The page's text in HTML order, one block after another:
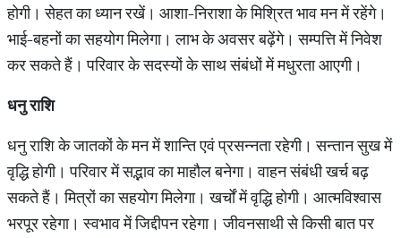
होगी। सेहत का ध्यान रखें। आशा-निराशा के मिश्रित भाव मन में रहेंगे।
भाई-बहनों का सहयोग मिलेगा। लाभ के अवसर बढ़ेंगे। सम्पत्ति में निवेश
कर सकते हैं। परिवार के सदस्यों के साथ संबंधों में मधुरता आएगी।
धनु राशि
धनु राशि के जातकों के मन में शान्ति एवं प्रसन्नता रहेगी। सन्तान सुख में
वृद्धि होगी। परिवार में सद्भाव का माहौल बनेगा। वाहन संबंधी खर्च बढ़
सकते हैं। मित्रों का सहयोग मिलेगा। खर्चों में वृद्धि होगी। आत्मविश्वास
भरपूर रहेगा। स्वभाव में जिद्दीपन रहेगा। जीवनसाथी से किसी बात पर